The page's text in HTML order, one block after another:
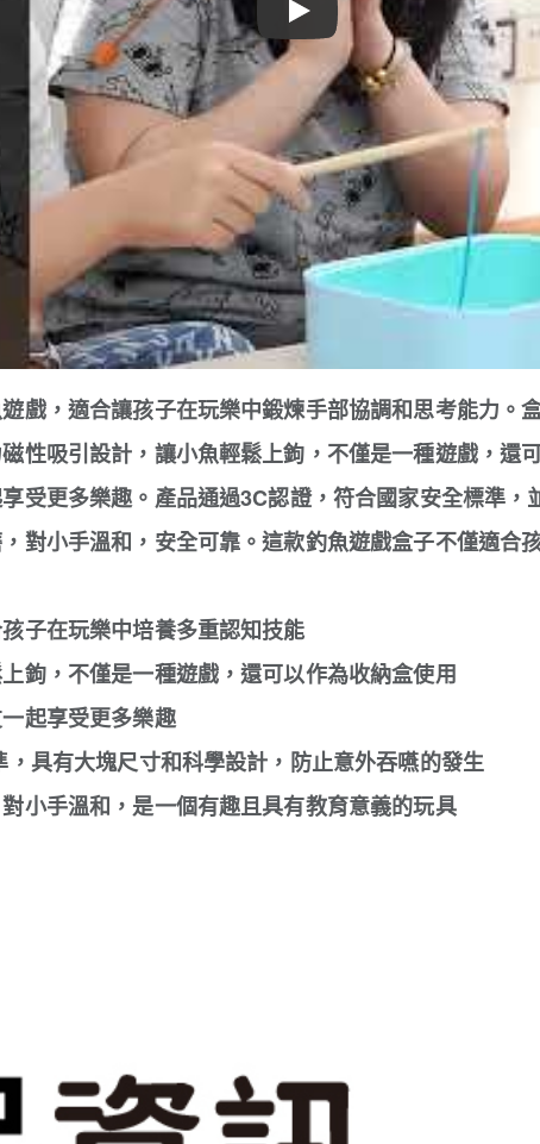
Play
戲，適合讓孩子在玩樂中鍛煉手部協調和思考能力。
性吸引設計，讓小魚輕鬆上鉤，不僅是一種遊戲，還
受更多樂趣。產品通過3C認證，符合國家安全標準
對小手溫和，安全可靠。這款釣魚遊戲盒子不僅適合
子在玩樂中培養多重認知技能
鉤，不僅是一種遊戲，還可以作為收納盒使用
起享受更多樂趣
，具有大塊尺寸和科學設計，防止意外吞嚥的發生
小手溫和，是一個有趣且具有教育意義的玩具